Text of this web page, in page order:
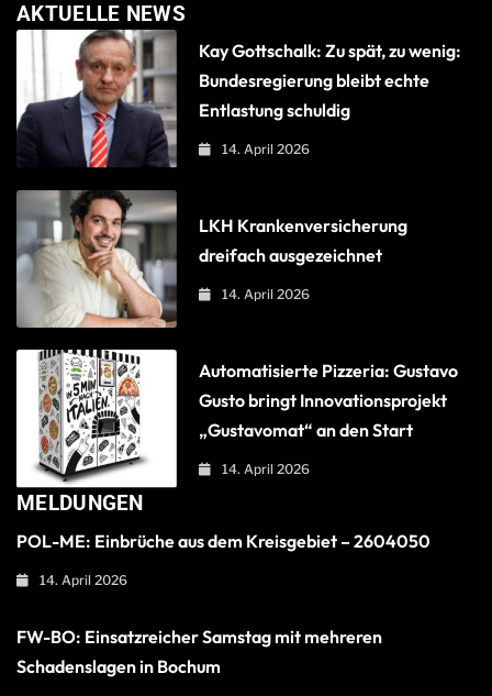
AKTUELLE NEWS
Kay Gottschalk: Zu spät, zu wenig:
Bundesregierung bleibt echte
Entlastung schuldig
14. April 2026
LKH Krankenversicherung
dreifach ausgezeichnet
14. April 2026
Automatisierte Pizzeria: Gustavo
Gusto bringt Innovationsprojekt
„Gustavomat“ an den Start
14. April 2026
MELDUNGEN
POL-ME: Einbrüche aus dem Kreisgebiet – 2604050
14. April 2026
FW-BO: Einsatzreicher Samstag mit mehreren
Schadenslagen in Bochum